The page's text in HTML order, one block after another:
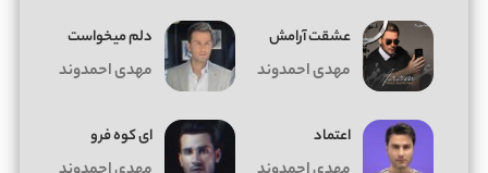
عشقت آرامش
مهدی احمدوند
دلم میخواست
مهدی احمدوند
اعتماد ای کوه فرو